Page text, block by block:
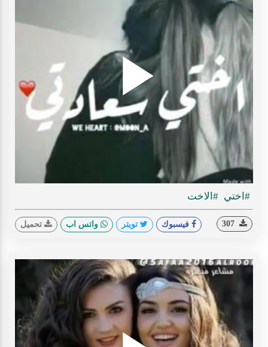
Play
#اختي #الاخت
فيسبوك تويتر واتس اب تحميل